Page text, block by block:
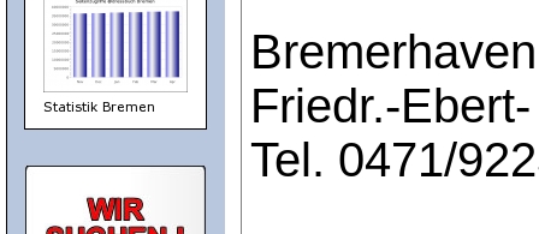
Bremerhaven
Friedr.-
Tel. 0471/